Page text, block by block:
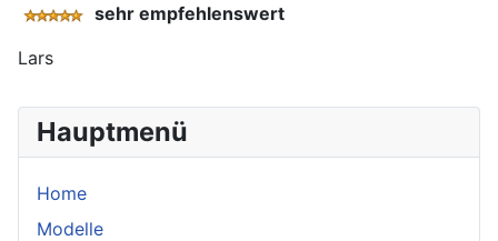
Hauptmenü
Home
Modelle
sehr empfehlenswert
Lars